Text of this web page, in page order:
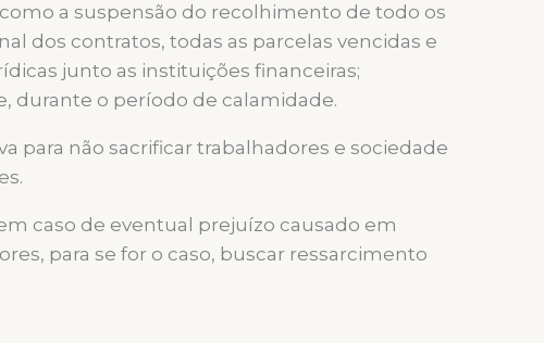
a suspensão do recolhimento de todo os
dos contratos, todas as parcelas vencidas e
junto as instituições financeiras;
durante o período de calamidade.
para não sacrificar trabalhadores e sociedade
caso de eventual prejuízo causado em
para se for o caso, buscar ressarcimento